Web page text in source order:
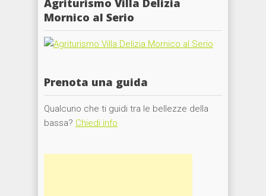
Mornico al Serio
Prenota una guida
Qualcuno che ti guidi tra le bellezze della
bassa? Chiedi info